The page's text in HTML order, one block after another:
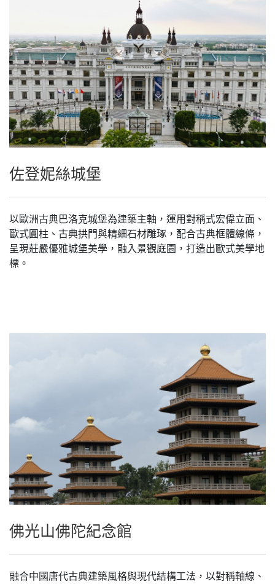
佐登妮絲城堡
以歐洲古典巴洛克城堡為建築主軸，運用對稱式宏偉立面、
歐式圓柱、古典拱門與精細石材雕琢，配合古典框體線條，
呈現莊嚴優雅城堡美學，融入景觀庭園，打造出歐式美學地
標。
佛光山佛陀紀念館
融合中國唐代古典建築風格與現代結構工法，以對稱軸線、